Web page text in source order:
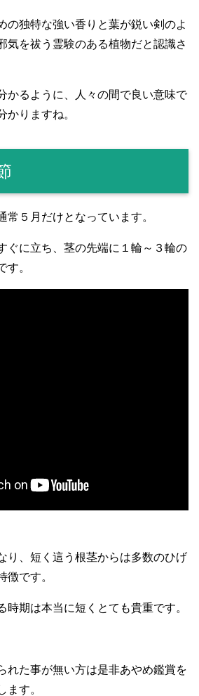
の独特な強い香りと葉が鋭い剣のよ
気を祓う霊験のある植物だと認識さ
かるように、人々の間で良い意味で
かりますね。
常５月だけとなっています。
ぐに立ち、茎の先端に１輪～３輪の
す。
り、短く這う根茎からは多数のひげ
徴です。
時期は本当に短くとても貴重です。
れた事が無い方は是非あやめ鑑賞を
ます。